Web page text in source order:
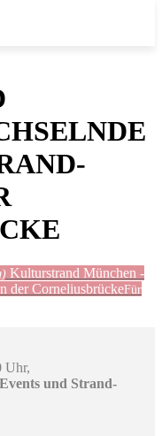
Kulturstrand München -
der CorneliusbrückeFür
Uhr,
und Strand-